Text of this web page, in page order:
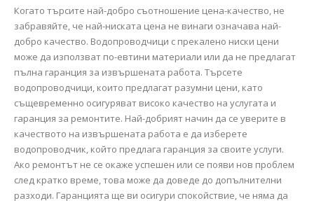
Когато търсите най-добро съотношение цена-качество, не
забравяйте, че най-ниската цена не винаги означава най-
добро качество. Водопроводчици с прекалено ниски цени
може да използват по-евтини материали или да не предлагат
пълна гаранция за извършената работа. Търсете
водопроводчици, които предлагат разумни цени, като
същевременно осигуряват високо качество на услугата и
гаранция за ремонтите. Най-добрият начин да се уверите в
качеството на извършената работа е да изберете
водопроводчик, който предлага гаранция за своите услуги.
Ако ремонтът не се окаже успешен или се появи нов проблем
след кратко време, това може да доведе до допълнителни
разходи. Гаранцията ще ви осигури спокойствие, че няма да